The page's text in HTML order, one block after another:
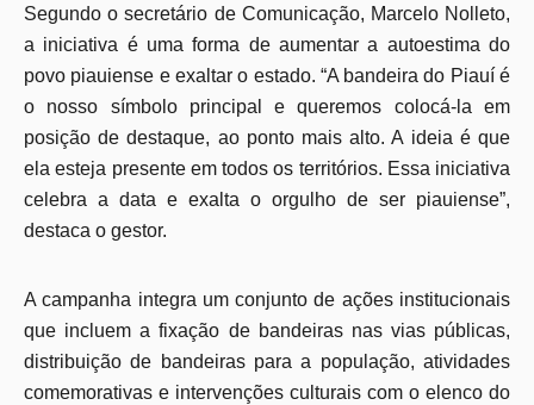
Segundo o secretário de Comunicação, Marcelo Nolleto,
a iniciativa é uma forma de aumentar a autoestima do
povo piauiense e exaltar o estado. “A bandeira do Piauí é
o nosso símbolo principal e queremos colocá-la em
posição de destaque, ao ponto mais alto. A ideia é que
ela esteja presente em todos os territórios. Essa iniciativa
celebra a data e exalta o orgulho de ser piauiense”,
destaca o gestor.
A campanha integra um conjunto de ações institucionais
que incluem a fixação de bandeiras nas vias públicas,
distribuição de bandeiras para a população, atividades
comemorativas e intervenções culturais com o elenco do